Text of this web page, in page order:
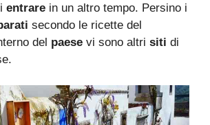
entrare in un altro tempo. Persino i
secondo le ricette del
del paese vi sono altri siti di